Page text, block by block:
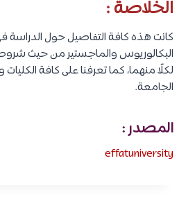
الخلاصة :
كانت هذه كافة التفاصيل حول
البكالوريوس والماجستير من حيث شروط
لكلًا منهما، كما تعرفنا على كافة
الجامعة.
المصدر :
effatuniversity